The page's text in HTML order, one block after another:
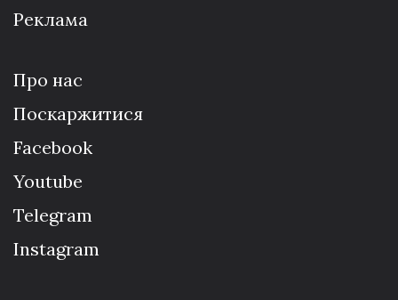
Реклама
Про нас
Поскаржитися
Facebook
Youtube
Telegram
Instagram